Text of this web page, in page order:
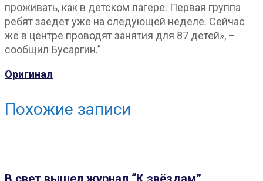
проживать, как в детском лагере. Первая группа
ребят заедет уже на следующей неделе. Сейчас
же в центре проводят занятия для 87 детей», –
сообщил Бусаргин.”
Оригинал
Похожие записи